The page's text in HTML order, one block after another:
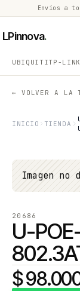
Envíos a
LPinnova.
UBIQUITITP-LINK
← VOLVER A LA
INICIO TIENDA
Imagen no
20686
U-
$